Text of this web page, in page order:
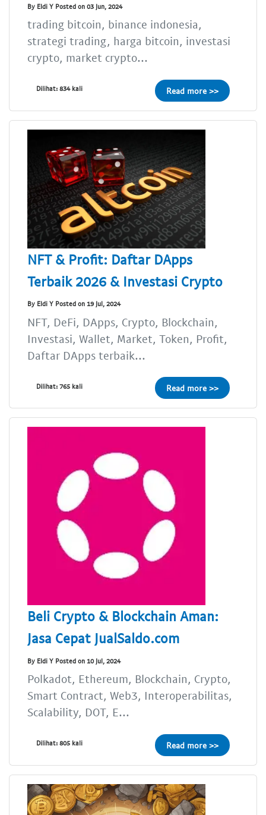
By Eldi Y Posted on 03 Jun, 2024
trading bitcoin, binance indonesia,
strategi trading, harga bitcoin, investasi
crypto, market crypto...
Dilihat: 834 kali Read more >>
NFT & Profit: Daftar DApps
Terbaik 2026 & Investasi Crypto
By Eldi Y Posted on 19 Jul, 2024
NFT, DeFi, DApps, Crypto, Blockchain,
Investasi, Wallet, Market, Token, Profit,
Daftar DApps terbaik...
Dilihat: 765 kali Read more >>
Beli Crypto & Blockchain Aman:
Jasa Cepat JualSaldo.com
By Eldi Y Posted on 10 Jul, 2024
Polkadot, Ethereum, Blockchain, Crypto,
Smart Contract, Web3, Interoperabilitas,
Scalability, DOT, E...
Dilihat: 805 kali Read more >>